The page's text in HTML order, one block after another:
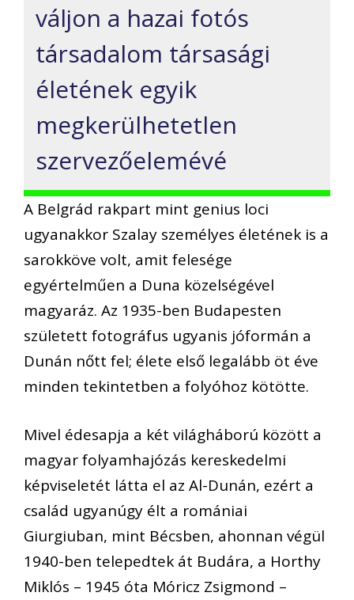
váljon a hazai fotós
társadalom társasági
életének egyik
megkerülhetetlen
szervezőelemévé
A Belgrád rakpart mint genius loci
ugyanakkor Szalay személyes életének is a
sarokköve volt, amit felesége
egyértelműen a Duna közelségével
magyaráz. Az 1935-ben Budapesten
született fotográfus ugyanis jóformán a
Dunán nőtt fel; élete első legalább öt éve
minden tekintetben a folyóhoz kötötte.
Mivel édesapja a két világháború között a
magyar folyamhajózás kereskedelmi
képviseletét látta el az Al-Dunán, ezért a
család ugyanúgy élt a romániai
Giurgiuban, mint Bécsben, ahonnan végül
1940-ben telepedtek át Budára, a Horthy
Miklós – 1945 óta Móricz Zsigmond –